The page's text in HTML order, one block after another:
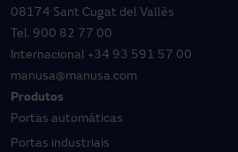
08174 Sant Cugat del Vallès
Tel. 900 82 77 00
Internacional +34 93 591 57 00
manusa@manusa.com
Produtos
Portas automáticas
Portas industriais